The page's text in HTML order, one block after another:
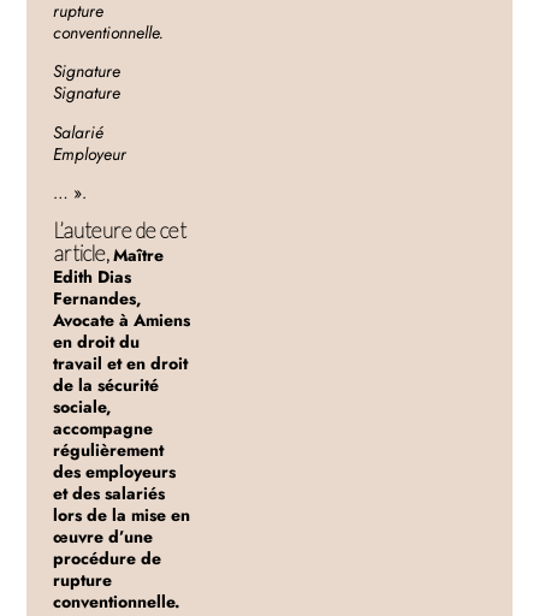
rupture
conventionnelle.
Signature
Employeur
… ».
L’auteure de cet
article,Maître
Edith Dias
Fernandes,
Avocate à Amiens
en droit du
travail et en droit
de la sécurité
sociale,
accompagne
régulièrement
des employeurs
et des salariés
lors de la mise en
œuvre d’une
procédure de
rupture
conventionnelle.